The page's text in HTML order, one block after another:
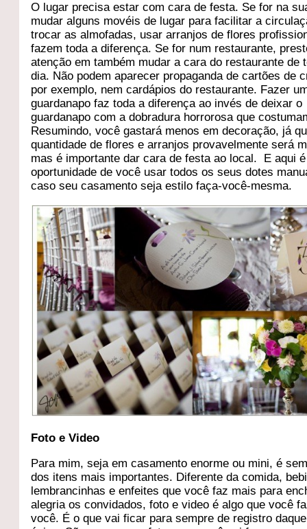
O lugar precisa estar com cara de festa. Se for na
mudar alguns movéis de lugar para facilitar a
trocar as almofadas, usar arranjos de flores
fazem toda a diferença. Se for num restaurante,
atenção em também mudar a cara do restaurante de
dia. Não podem aparecer propaganda de cartões de
por exemplo, nem cardápios do restaurante. Fazer
guardanapo faz toda a diferença ao invés de deixar o
guardanapo com a dobradura horrorosa que
Resumindo, você gastará menos em decoração, já
quantidade de flores e arranjos provavelmente será
mas é importante dar cara de festa ao local. E aqui
oportunidade de você usar todos os seus dotes
caso seu casamento seja estilo faça-você-mesma.
Foto e Video
Para mim, seja em casamento enorme ou mini, é
dos itens mais importantes. Diferente da comida,
lembrancinhas e enfeites que você faz mais para
alegria os convidados, foto e video é algo que você
você. É o que vai ficar para sempre de registro